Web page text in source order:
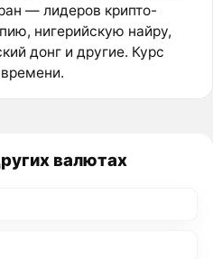
— лидеров крипто-
нигерийскую найру,
донг и другие. Курс
валютах